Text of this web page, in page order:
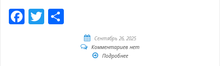
Facebook
Twitter
Сентябрь 26, 2025
Комментариев нет
Подробнее